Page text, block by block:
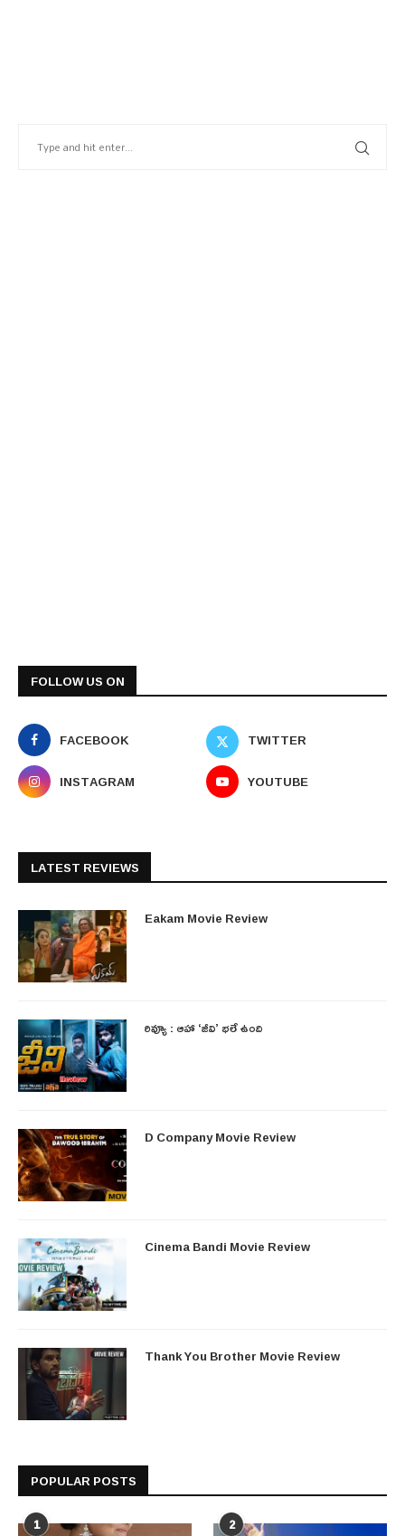
FOLLOW US ON
FACEBOOK
TWITTER
INSTAGRAM
YOUTUBE
LATEST REVIEWS
Eakam Movie Review
రివ్యూ : ఆహా ‘జీవి’ భలే ఉంది
D Company Movie Review
Cinema Bandi Movie Review
Thank You Brother Movie Review
POPULAR POSTS
1 2